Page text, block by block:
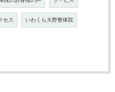
セス いわくら大野整体院